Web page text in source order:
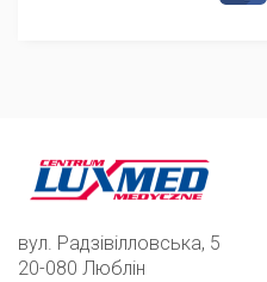
вул. Радзівілловська, 5
20-080 Люблін